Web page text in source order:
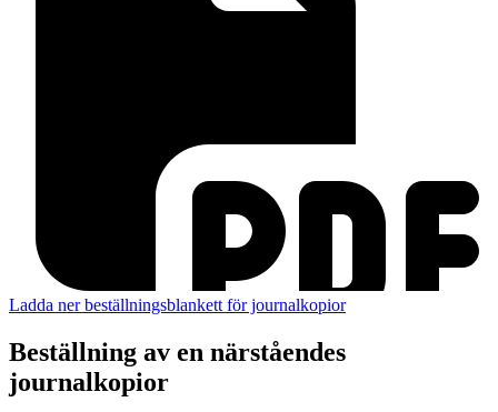
Ladda ner beställningsblankett för journalkopior
Beställning av en närståendes
journalkopior